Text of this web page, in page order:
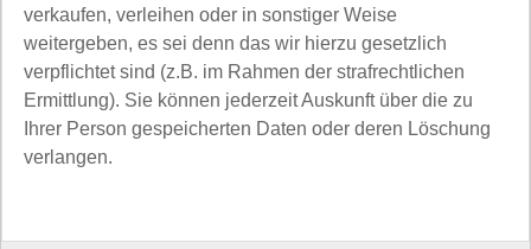
verkaufen, verleihen oder in sonstiger Weise
weitergeben, es sei denn das wir hierzu gesetzlich
verpflichtet sind (z.B. im Rahmen der strafrechtlichen
Ermittlung). Sie können jederzeit Auskunft über die zu
Ihrer Person gespeicherten Daten oder deren Löschung
verlangen.